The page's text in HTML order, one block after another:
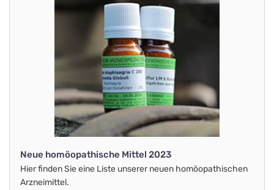
Neue homöopathische Mittel 2023
Hier finden Sie eine Liste unserer neuen homöopathischen
Arzneimittel.